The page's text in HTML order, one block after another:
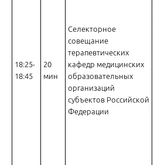
18:25-
18:45
20
мин
Селекторное
совещание
терапевтических
кафедр медицинских
образовательных
организаций
субъектов Российской
Федерации